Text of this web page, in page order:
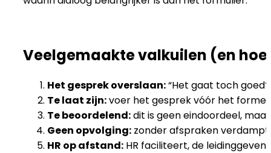
Veelgemaakte valkuilen (en
Het gesprek overslaan:“Het gaat toch
Te laat zijn:voer het gesprek vóór het
Te beoordelend:dit is geen eindoordeel,
Geen opvolging: zonder afspraken verdampt
HR op afstand: HR faciliteert, de